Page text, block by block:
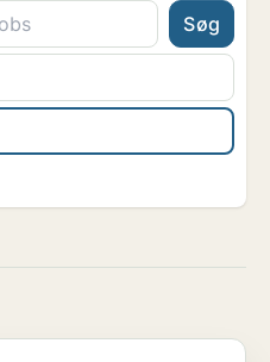
Søg
(deltid/studiejob...